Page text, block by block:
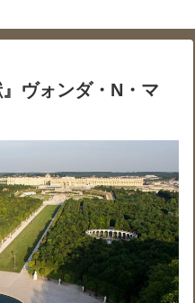
ヴォンダ・N・マ